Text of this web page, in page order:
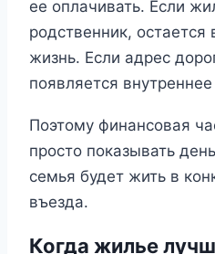
ее оплачивать. Если
родственник, остается
жизнь. Если адрес
появляется
Поэтому финансовая
просто показывать
семья будет жить в
въезда.
Когда жилье